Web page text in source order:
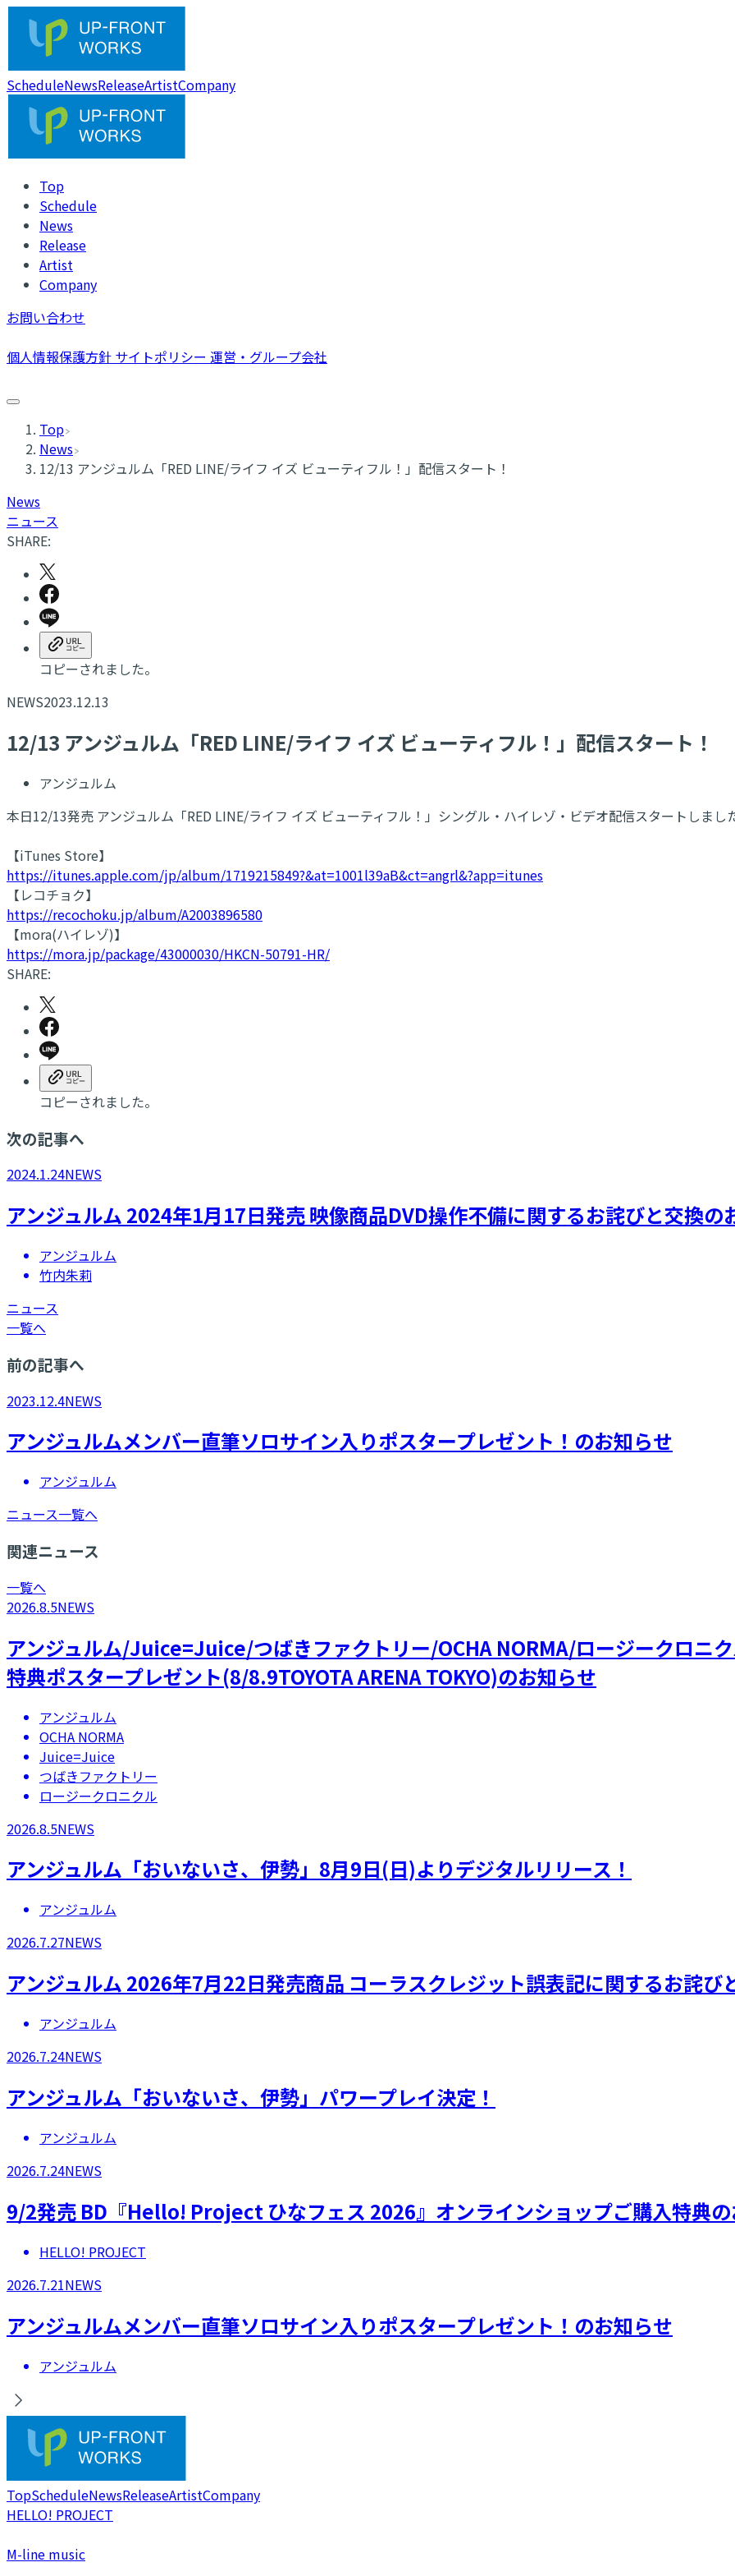
ScheduleNewsReleaseArtistCompany
Top
Schedule
News
Release
Artist
Company
お問い合わせ
個人情報保護方針 サイトポリシー 運営・グループ会社
Top
News
12/13 アンジュルム「RED LINE/ライフ イズ ビューティフル！」配信スタート！
News
ニュース
SHARE:
コピーされました。
NEWS2023.12.13
12/13 アンジュルム「RED LINE/ライフ イズ ビューティフル！」配信スタート！
アンジュルム
本日12/13発売 アンジュルム「RED LINE/ライフ イズ ビューティフル！」シングル・ハイレゾ・ビデオ配信スタートしまし
【iTunes Store】
https://itunes.apple.com/jp/album/1719215849?&at=1001l39aB&ct=angrl&?app=itunes
【レコチョク】
https://recochoku.jp/album/A2003896580
【mora(ハイレゾ)】
https://mora.jp/package/43000030/HKCN-50791-HR/
SHARE:
コピーされました。
次の記事へ
2024.1.24NEWS
アンジュルム 2024年1月17日発売 映像商品DVD操作不備に関するお詫びと交換の
アンジュルム
竹内朱莉
ニュース
一覧へ
前の記事へ
2023.12.4NEWS
アンジュルムメンバー直筆ソロサイン入りポスタープレゼント！のお知らせ
アンジュルム
ニュース一覧へ
関連ニュース
一覧へ
2026.8.5NEWS
アンジュルム/Juice=Juice/つばきファクトリー/OCHA NORMA/ロージークロニ
特典ポスタープレゼント(8/8.9TOYOTA ARENA TOKYO)のお知らせ
アンジュルム
OCHA NORMA
Juice=Juice
つばきファクトリー
ロージークロニクル
2026.8.5NEWS
アンジュルム「おいないさ、伊勢」8月9日(日)よりデジタルリリース！
アンジュルム
2026.7.27NEWS
アンジュルム 2026年7月22日発売商品 コーラスクレジット誤表記に関するお詫び
アンジュルム
2026.7.24NEWS
アンジュルム「おいないさ、伊勢」パワープレイ決定！
アンジュルム
2026.7.24NEWS
9/2発売 BD『Hello! Project ひなフェス 2026』オンラインショップご購入特典
HELLO! PROJECT
2026.7.21NEWS
アンジュルムメンバー直筆ソロサイン入りポスタープレゼント！のお知らせ
アンジュルム
TopScheduleNewsReleaseArtistCompany
HELLO! PROJECT
M-line music